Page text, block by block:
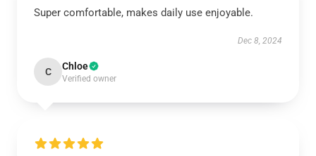
Super comfortable, makes daily use enjoyable.
Dec 8, 2024
C Chloe
Verified owner